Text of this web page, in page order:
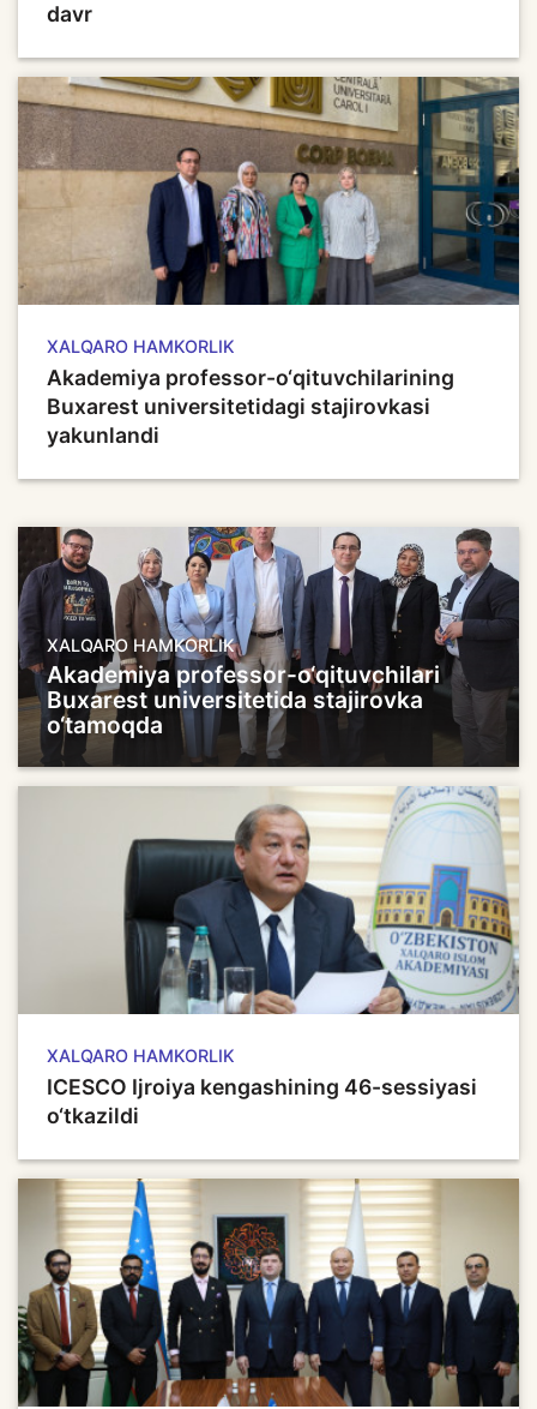
davr
XALQARO HAMKORLIK
Akademiya professor-o‘qituvchilarining
Buxarest universitetidagi stajirovkasi
yakunlandi
XALQARO HAMKORLIK
Akademiya professor-o‘qituvchilari
Buxarest universitetida stajirovka
o‘tamoqda
XALQARO HAMKORLIK
ICESCO Ijroiya kengashining 46-sessiyasi
o‘tkazildi